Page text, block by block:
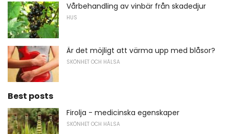
Vårbehandling av vinbär från skadedjur
HUS
Är det möjligt att värma upp med blåsor?
SKÖNHET OCH HÄLSA
Best posts
Firolja - medicinska egenskaper
SKÖNHET OCH HÄLSA